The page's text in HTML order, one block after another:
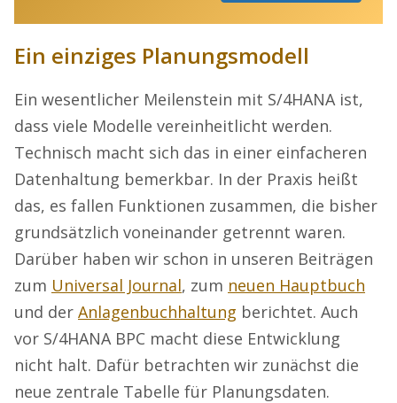
Ein einziges Planungsmodell
Ein wesentlicher Meilenstein mit S/4HANA ist,
dass viele Modelle vereinheitlicht werden.
Technisch macht sich das in einer einfacheren
Datenhaltung bemerkbar. In der Praxis heißt
das, es fallen Funktionen zusammen, die bisher
grundsätzlich voneinander getrennt waren.
Darüber haben wir schon in unseren Beiträgen
zum Universal Journal, zum neuen Hauptbuch
und der Anlagenbuchhaltung berichtet. Auch
vor S/4HANA BPC macht diese Entwicklung
nicht halt. Dafür betrachten wir zunächst die
neue zentrale Tabelle für Planungsdaten.